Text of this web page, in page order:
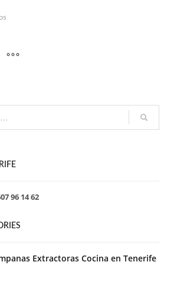
96 14 62
Extractoras Cocina en Tenerife